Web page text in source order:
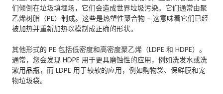
们倾倒在垃圾填埋场，它们会造成世界垃圾污染。它们通常由聚
乙烯树脂（PE）制成。这些是热塑性聚合物 - 这意味着它们已经
被加热并重新加热以模制成正确的形状。
其他形式的 PE 包括低密度和高密度聚乙烯（LDPE 和 HDPE）。
通常，您会发现 HDPE 用于更具磨蚀性的应用，例如洗发水或洗
漱用品瓶，而 LDPE 用于较软的应用，例如购物袋、保鲜膜和宠
物垃圾袋。